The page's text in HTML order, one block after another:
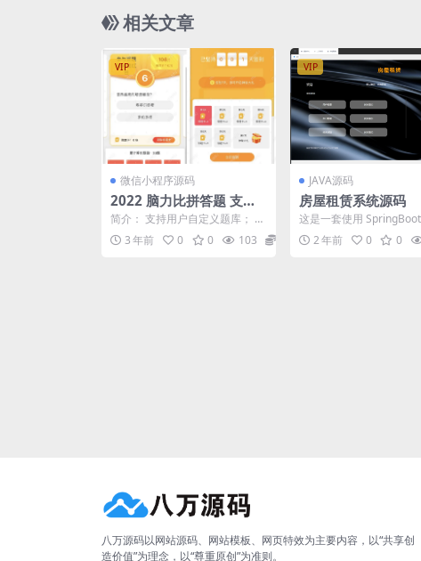
相关文章
VIP
微信小程序源码
2022 脑力比拼答题 支持
流量主 带最新题库文件 微
信小程序
简介： 支持用户自定义题库； 源
码自带题库另外用户也可以自行
添加； 支持在线奖励...
3 年前 0 0 103
VIP
JAVA源码
房屋租赁系统源码
这是一套使用
e 开发的房屋租赁系统源
长分析...
2 年前 0 0
八万源码以网站源码、网站模板、网页特效为主要内容，以“共享创
造价值”为理念，以“尊重原创”为准则。